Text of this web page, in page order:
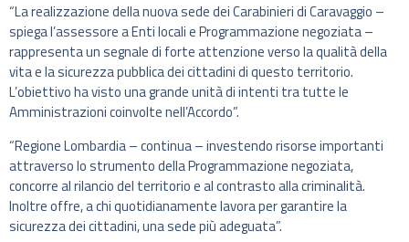
“La realizzazione della nuova sede dei Carabinieri di Caravaggio –
spiega l’assessore a Enti locali e Programmazione negoziata –
rappresenta un segnale di forte attenzione verso la qualità della
vita e la sicurezza pubblica dei cittadini di questo territorio.
L’obiettivo ha visto una grande unità di intenti tra tutte le
Amministrazioni coinvolte nell’Accordo”.
“Regione Lombardia – continua – investendo risorse importanti
attraverso lo strumento della Programmazione negoziata,
concorre al rilancio del territorio e al contrasto alla criminalità.
Inoltre offre, a chi quotidianamente lavora per garantire la
sicurezza dei cittadini, una sede più adeguata”.